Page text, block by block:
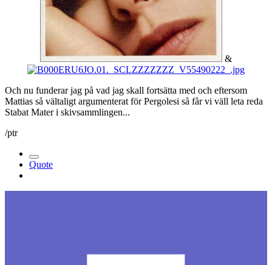
&
Och nu funderar jag på vad jag skall fortsätta med och eftersom
Mattias så vältaligt argumenterat för Pergolesi så får vi väll leta reda
Stabat Mater i skivsammlingen...
/ptr
Quote